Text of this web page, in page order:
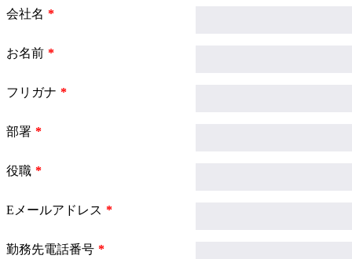
会社名
お名前
フリガナ
部署
役職
Eメールアドレス
勤務先電話番号